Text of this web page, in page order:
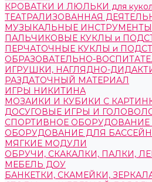
КРОВАТКИ И ЛЮЛЬКИ для кукол
ТЕАТРАЛИЗОВАННАЯ
МУЗЫКАЛЬНЫЕ ИНСТРУМЕНТЫ
ПАЛЬЧИКОВЫЕ КУКЛЫ и
ПЕРЧАТОЧНЫЕ КУКЛЫ и
ОБРАЗОВАТЕЛЬНО-
ИГРУШКИ, НАГЛЯДНО-
РАЗДАТОЧНЫЙ МАТЕРИАЛ
ИГРЫ НИКИТИНА
МОЗАИКИ И КУБИКИ С
ДОСУГОВЫЕ ИГРЫ И
СПОРТИВНОЕ ОБОРУДОВАНИЕ
ОБОРУДОВАНИЕ ДЛЯ
МЯГКИЕ МОДУЛИ
ОБРУЧИ, СКАКАЛКИ, ПАЛКИ,
МЕБЕЛЬ ДОУ
БАНКЕТКИ, СКАМЕЙКИ,